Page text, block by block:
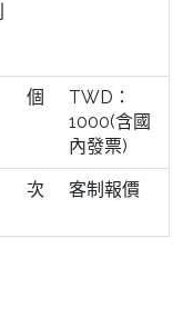
個
TWD：
1000(含國
內發票)
次 客制報價